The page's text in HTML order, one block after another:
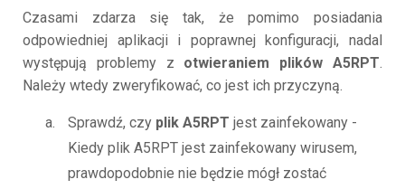
Czasami zdarza się tak, że pomimo posiadania
odpowiedniej aplikacji i poprawnej konfiguracji, nadal
występują problemy z otwieraniem plików A5RPT.
Należy wtedy zweryfikować, co jest ich przyczyną.
Sprawdź, czy plik A5RPT jest zainfekowany -
Kiedy plik A5RPT jest zainfekowany wirusem,
prawdopodobnie nie będzie mógł zostać